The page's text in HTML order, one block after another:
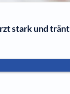
stark und tränt